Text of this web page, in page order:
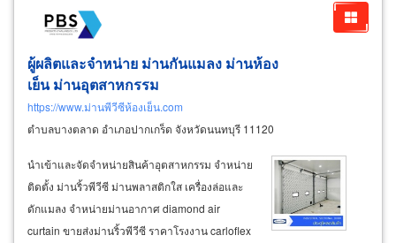
ผู้ผลิตและจำหน่าย ม่านกันแมลง ม่านห้อง
เย็น ม่านอุตสาหกรรม
https://www.ม่านพีวีซีห้องเย็น.com
ตำบลบางตลาด อำเภอปากเกร็ด จังหวัดนนทบุรี 11120
นำเข้าและจัดจำหน่ายสินค้าอุตสาหกรรม จำหน่าย
ติดตั้ง ม่านริ้วพีวีซี ม่านพลาสติกใส เครื่องล่อและ
ดักแมลง จำหน่ายม่านอากาศ diamond air
curtain ขายส่งม่านริ้วพีวีซี ราคาโรงงาน carloflex